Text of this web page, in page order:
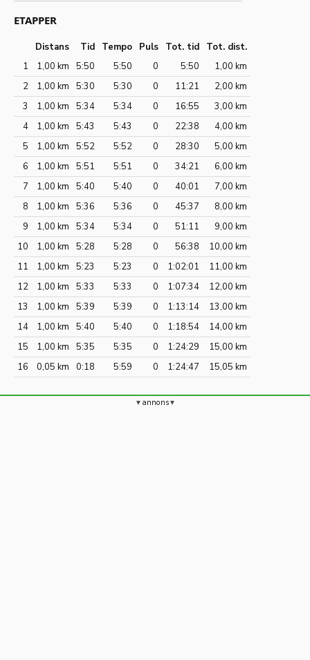
ETAPPER
Distans Tid Tempo Puls Tot. tid
Tot. dist.
1
1,00 km 5:50 5:50 0 5:50
1,00 km
2
1,00 km 5:30 5:30 0 11:21
2,00 km
3
1,00 km 5:34 5:34 0 16:55
3,00 km
4
1,00 km 5:43 5:43 0 22:38
4,00 km
5
1,00 km 5:52 5:52 0 28:30
5,00 km
6
1,00 km 5:51 5:51 0 34:21
6,00 km
7
1,00 km 5:40 5:40 0 40:01
7,00 km
8
1,00 km 5:36 5:36 0 45:37
8,00 km
9
1,00 km 5:34 5:34 0 51:11
9,00 km
10
1,00 km 5:28 5:28 0 56:38
10,00 km
11
1,00 km 5:23 5:23 0 1:02:01
11,00 km
12
1,00 km 5:33 5:33 0 1:07:34
12,00 km
13
1,00 km 5:39 5:39 0 1:13:14
13,00 km
14
1,00 km 5:40 5:40 0 1:18:54
14,00 km
15
1,00 km 5:35 5:35 0 1:24:29
15,00 km
16
0,05 km 0:18 5:59 0 1:24:47 15,05 km
annons